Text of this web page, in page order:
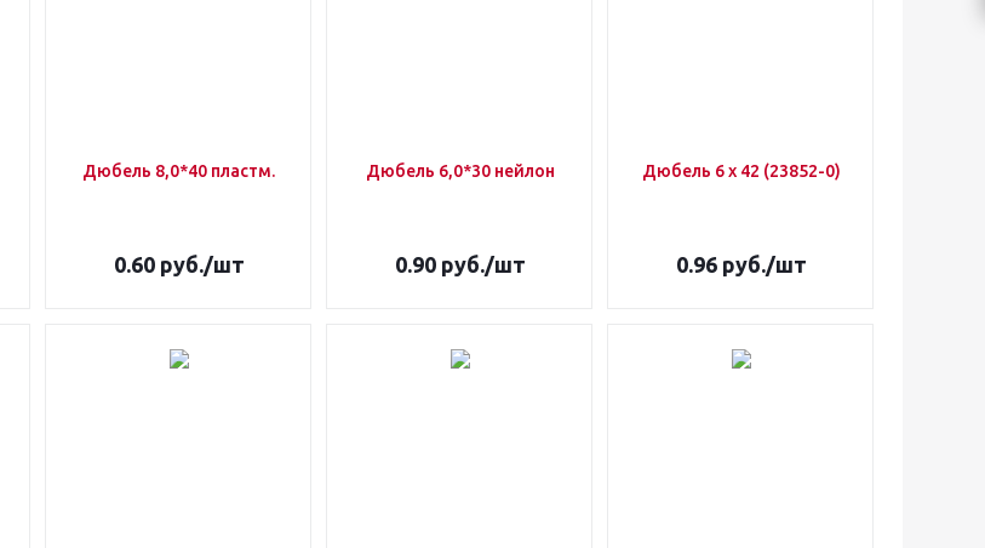
Дюбель 8,0*40 пластм.
0.60руб./шт
Дюбель 6,0*30 нейлон
0.90руб./шт
Дюбель 6 х 42 (23852-0)
0.96руб./шт